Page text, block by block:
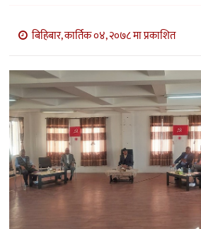
बाणिज्य
भिडियो
सिफारिस
बिहिबार, कार्तिक ०४, २०७८ मा प्रकाशित